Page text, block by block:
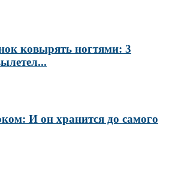
ковырять ногтями: 3
И он хранится до самого